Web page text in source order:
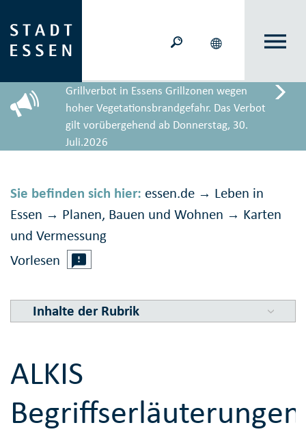
Grillverbot in Essens Grillzonen wegen
hoher Vegetationsbrandgefahr. Das Verbot
gilt vorübergehend ab Donnerstag, 30.
Juli.2026
Sie befinden sich hier: essen.de → Leben in
Essen → Planen, Bauen und Wohnen → Karten
und Ver­messung
Vorlesen
Inhalte der Rubrik
ALKIS
Begriffserläuterungen